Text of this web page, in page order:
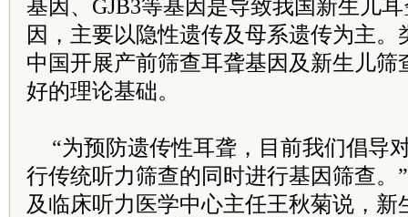
基因、GJB3等基因是导致我国新生儿
因，主要以隐性遗传及母系遗传为主。
中国开展产前筛查耳聋基因及新生儿筛
好的理论基础。
“为预防遗传性耳聋，目前我们倡导
行传统听力筛查的同时进行基因筛查。
及临床听力医学中心主任王秋菊说，新